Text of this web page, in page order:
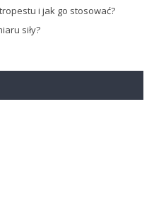
i jak go stosować?
siły?